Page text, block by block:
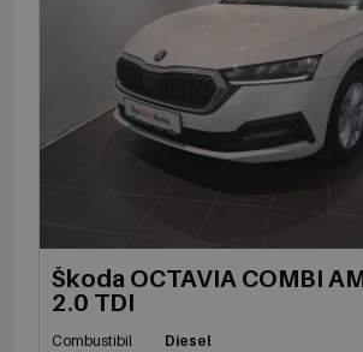
Škoda OCTAVIA COMBI
2.0 TDI
Combustibil
Diesel